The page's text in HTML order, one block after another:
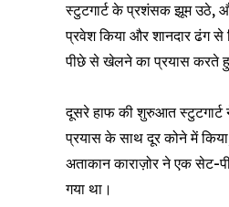
स्टुटगार्ट के प्रशंसक झूम उठे,
प्रवेश किया और शानदार ढंग से
पीछे से खेलने का प्रयास करते
दूसरे हाफ की शुरुआत
प्रयास के साथ दूर कोने में
अताकान काराज़ोर ने एक सेट-
गया था।